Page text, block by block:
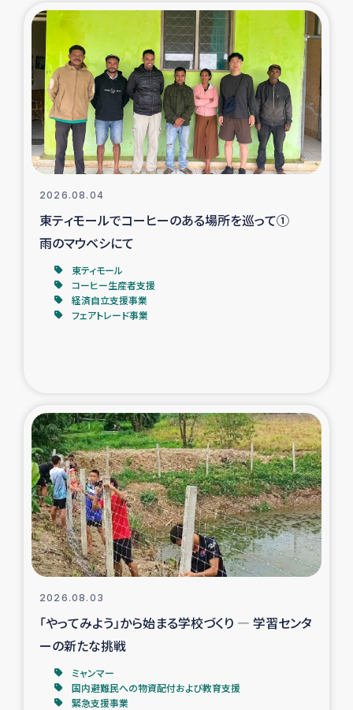
東ティモール豪雨緊急支援
大雨による洪水被災者支援
カカオ生産者支援事業
シリア国内避難民・帰還民の生活再建支援
トルコにおけるシリア難民支援事業
インドネシア中部 スラウェシの地震・津波被災者支援
スリランカ ジャフナ県干物事業
スリランカの南北女性をつなぐサリー・リサイクル・プロ
ジェクト
復興支援事業
民際教育事業
女性グループPIFWANITAによる食品加工事業
ガザ人道支援
令和6年能登半島地震 緊急支援
国内避難民への物資配付および教育支援
2026.08.04
東ティモールでコーヒーのある場所を巡って①
雨のマウベシにて
東ティモール
コーヒー生産者支援
経済自立支援事業
フェアトレード事業
2026.08.03
「やってみよう」から始まる学校づくり ― 学習センタ
ーの新たな挑戦
ミャンマー
国内避難民への物資配付および教育支援
緊急支援事業